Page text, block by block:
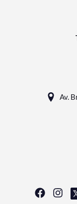
Av.